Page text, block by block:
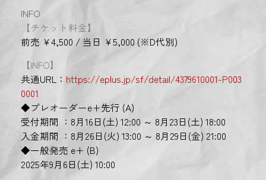
INFO
【チケット料金】
前売 ¥4,500 / 当日 ¥5,000 (※D代別)
【INFO】
共通URL： https://eplus.jp/sf/detail/4379610001-P003
0001
◆プレオーダーe+先行 (A)
受付期間 ：8月16日(土) 12:00 ～ 8月23日(土) 18:00
入金期間 ：8月26日(火) 13:00 ～ 8月29日(金) 21:00
◆一般発売 e+ (B)
2025年9月6日(土) 10:00